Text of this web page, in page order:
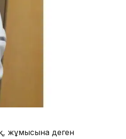
жұмысына деген